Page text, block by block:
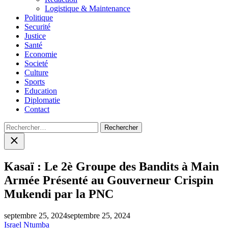
Logistique & Maintenance
Politique
Securité
Justice
Santé
Economie
Societé
Culture
Sports
Education
Diplomatie
Contact
Rechercher :
Close
search
Kasaï : Le 2è Groupe des Bandits à Main
Armée Présenté au Gouverneur Crispin
Mukendi par la PNC
septembre 25, 2024septembre 25, 2024
Israel Ntumba